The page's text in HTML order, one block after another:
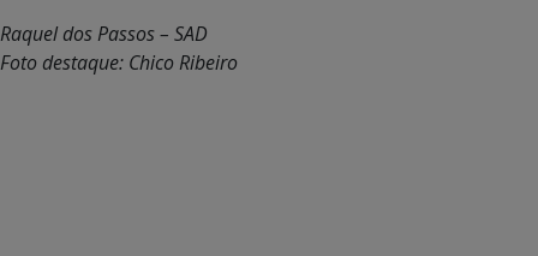
Raquel dos Passos – SAD
Foto destaque: Chico Ribeiro